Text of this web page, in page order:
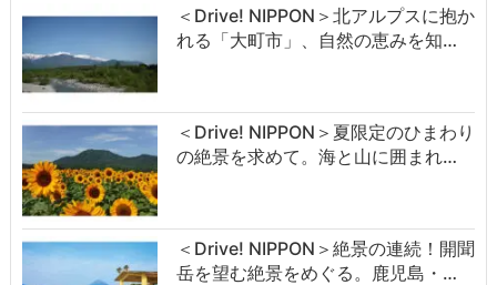
＜Drive! NIPPON＞北アルプスに抱か
れる「大町市」、自然の恵みを知…
＜Drive! NIPPON＞夏限定のひまわり
の絶景を求めて。海と山に囲まれ…
＜Drive! NIPPON＞絶景の連続！開聞
岳を望む絶景をめぐる。鹿児島・…